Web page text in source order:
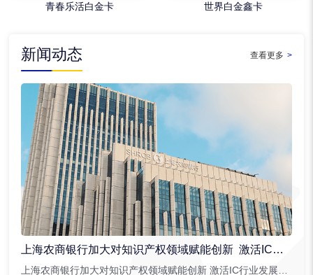
青春乐活白金卡 世界白金鑫卡
新闻动态 查看更多 >
上海农商银行加大对知识产权领域赋能创新 激活IC行业发展潜能